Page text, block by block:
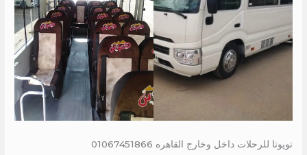
تويوتا للرحلات داخل وخارج القاهره 01067451866